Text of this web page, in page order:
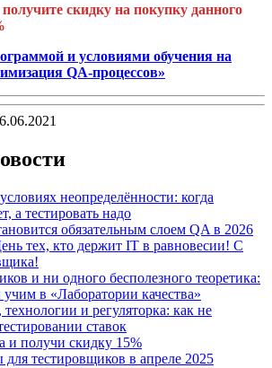
скидку на покупку данного
и условиями обучения на
QA-процессов»
неопределённости: когда
а тестировать надо
обязательным слоем QA в 2026
тех, кто держит IT в равновесии! С
и ни одного бесполезного теоретика:
в «Лаборатории качества»
и регуляторка: как не
ставок
и получи скидку 15%
тестировщиков в апреле 2025